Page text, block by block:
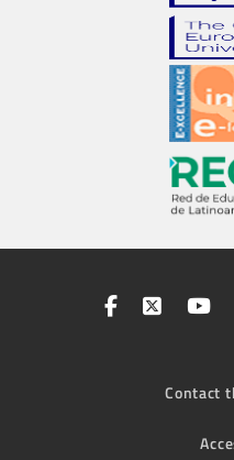
Contact